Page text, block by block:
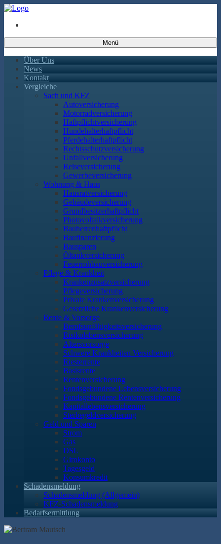
Menü
Über Uns
News
Kontakt
Vergleiche
Sach und KFZ
Autoversicherung
Motorradversicherung
Haftpflichtversicherung
Hundehalterhaftpflicht
Pferdehalterhaftpflicht
Rechtsschutzversicherung
Unfallversicherung
Reiseversicherung
Gewerbeversicherung
Wohnung & Haus
Hausratversicherung
Gebäudeversicherung
Grundbesitzerhaftpflicht
Photovoltaikversicherung
Bauherrenhaftpflicht
Baufinanzierung
Bausparen
Öltankversicherung
Feuerrohbauversicherung
Pflege & Krankheit
Krankenzusatzversicherung
Pflegeversicherung
Private Krankenversicherung
Gesetzliche Krankenversicherung
Rente & Vorsorge
Berufs­unfähigkeitsversicherung
Risikolebensversicherung
Altersvorsorge
Schwere Krankheiten Versicherung
Riesterrente
Basisrente
Rentenversicherung
Fondsgebundene Lebensversicherung
Fondsgebundene Rentenversicherung
Kapitallebensversicherung
Sterbegeldversicherung
Geld und Sparen
Strom
Gas
DSL
Girokonto
Tagesgeld
Konsumkredit
Schadensmeldung
Schadensmeldung (Allgemein)
KFZ-Schadensmeldung
Bedarfsermittlung